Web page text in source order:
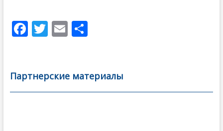
F
b
o
T
er
E
l
О
а
в
Партнерские материалы